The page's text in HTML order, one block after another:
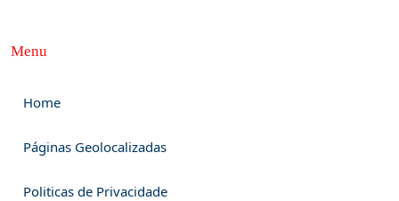
Menu
Home
Páginas Geolocalizadas
Politicas de Privacidade